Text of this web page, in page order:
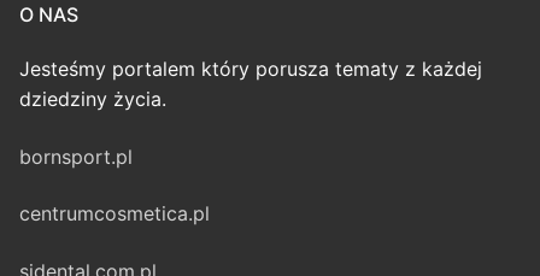
O NAS
Jesteśmy portalem który porusza tematy z każdej
dziedziny życia.
bornsport.pl
centrumcosmetica.pl
sidental.com.pl